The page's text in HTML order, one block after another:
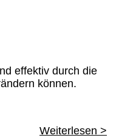
effektiv durch die
können.
Weiterlesen >